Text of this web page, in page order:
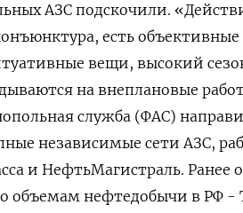
АЗС подскочили.
есть
вещи, высокий
на внеплановые
служба (ФАС)
‌независимые сети АЗС,
и НефтьМагистраль. Ранее
объемам нефтедобычи в РФ -